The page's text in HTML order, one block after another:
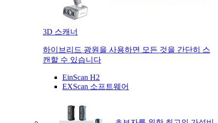
3D 스캐너
하이브리드 광원을 사용하면 모든 것을 간단히 스
캔할 수 있습니다
EinScan H2
EXScan 소프트웨어